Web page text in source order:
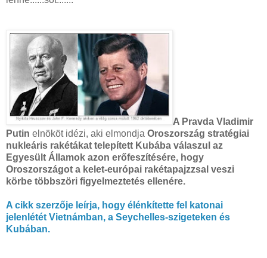
A Pravda Vladimir
Putin elnököt idézi, aki elmondja Oroszország stratégiai
nukleáris rakétákat telepített Kubába válaszul az
Egyesült Államok azon erőfeszítésére, hogy
Oroszországot a kelet-európai rakétapajzzsal veszi
körbe többszöri figyelmeztetés ellenére.
A cikk szerzője leírja, hogy élénkítette fel katonai
jelenlétét Vietnámban, a Seychelles-szigeteken és
Kubában.